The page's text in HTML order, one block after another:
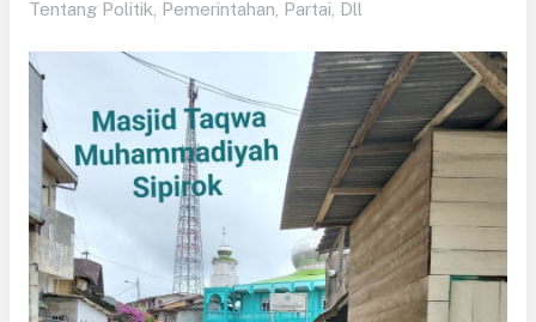
Tentang Politik, Pemerintahan, Partai, Dll